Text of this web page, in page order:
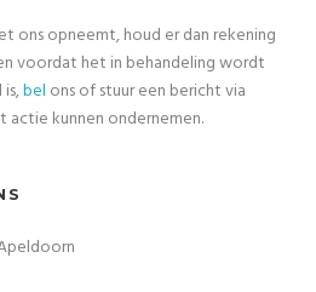
ons opneemt, houd er dan rekening
voordat het in behandeling wordt
bel ons of stuur een bericht via
kunnen ondernemen.